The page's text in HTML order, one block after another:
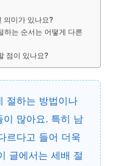
의미가 있나요?
하는 순서는 어떻게 다른
점이 있나요?
절하는 방법이나
이 많아요. 특히 남
르다고 들어 더욱
글에서는 세배 절